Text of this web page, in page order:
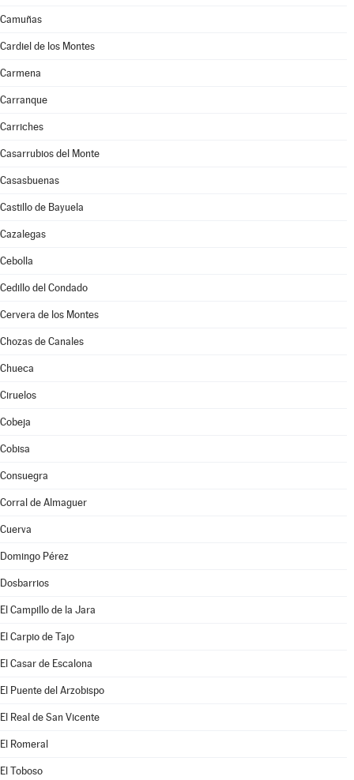
Camuñas
Cardiel de los Montes
Carmena
Carranque
Carriches
Casarrubios del Monte
Casasbuenas
Castillo de Bayuela
Cazalegas
Cebolla
Cedillo del Condado
Cervera de los Montes
Chozas de Canales
Chueca
Ciruelos
Cobeja
Cobisa
Consuegra
Corral de Almaguer
Cuerva
Domingo Pérez
Dosbarrios
El Campillo de la Jara
El Carpio de Tajo
El Casar de Escalona
El Puente del Arzobispo
El Real de San Vicente
El Romeral
El Toboso